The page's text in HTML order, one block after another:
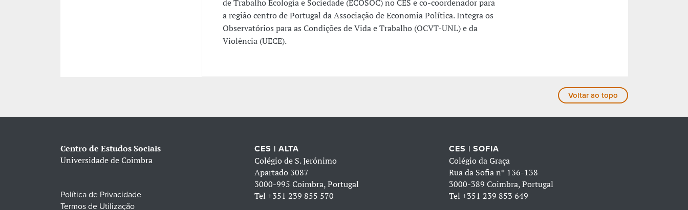
de Trabalho Ecologia e Sociedade (ECOSOC) no CES e co-coordenador para
a região centro de Portugal da Associação de Economia Política. Integra os
Observatórios para as Condições de Vida e Trabalho (OCVT-UNL) e da
Violência (UECE).
Voltar ao topo
Centro de Estudos Sociais
Universidade de Coimbra
Política de Privacidade
Termos de Utilização
CES | ALTA
Colégio de S. Jerónimo
Apartado 3087
3000-995 Coimbra, Portugal
Tel+351 239 855 570
CES | SOFIA
Colégio da Graça
Rua da Sofia nº 136-138
3000-389 Coimbra, Portugal
Tel +351 239 853 649